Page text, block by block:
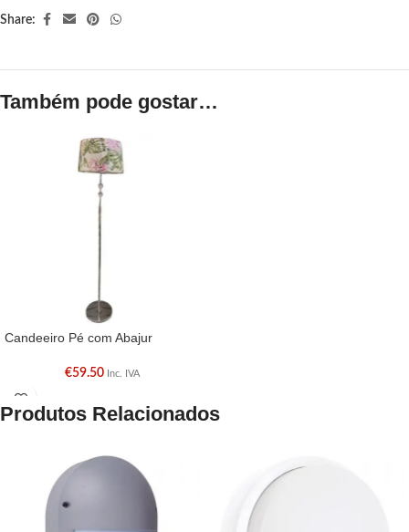
Share:
Também pode gostar…
Candeeiro Pé com Abajur
€59.50 Inc. IVA
Produtos Relacionados